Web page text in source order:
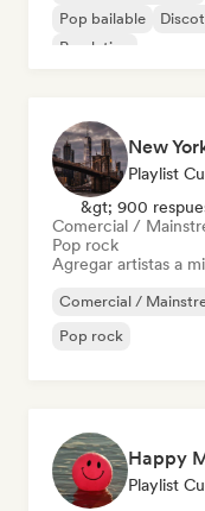
Pop bailable
Pop latino
New
Playlist
&gt; 900
Comercial /
Pop rock
Agregar artistas a
Comercial /
Pop rock
Happy
Playlist